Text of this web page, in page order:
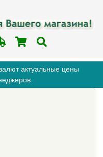
актуальные цены